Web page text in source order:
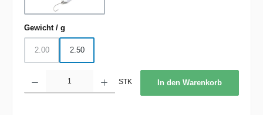
silver
Gewicht / g
2.00
(Diese Option ist zurzeit nicht verfügbar.)
2.50
STK In den Warenkorb